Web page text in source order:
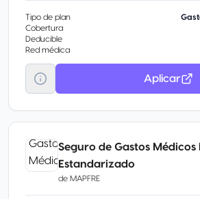
Tipo de plan
Cobertura
Deducible
Red médica
Aplicar
Seguro de Gastos Médicos
Estandarizado
de MAPFRE